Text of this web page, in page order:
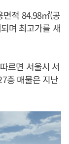
면적 84.98㎡(공
며 최고가를 새
르면 서울시 서
층 매물은 지난